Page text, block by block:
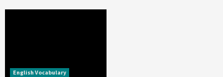
English Vocabulary